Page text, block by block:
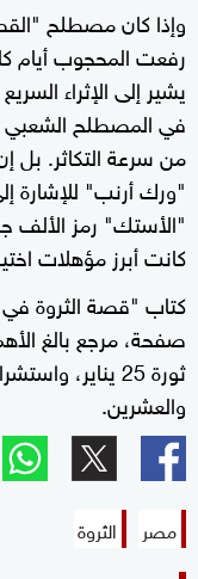
وإذا كان مصطلح
رفعت المحجوب أيام
يشير إلى الإثراء
في المصطلح الشعبي
من سرعة التكاثر. بل
"ورك أرنب" للإشارة
"الأستك" رمز الألف
كانت أبرز مؤهلات
صفحة، مرجع بالغ
ثورة 25
والعشرين.
مصر الثروة